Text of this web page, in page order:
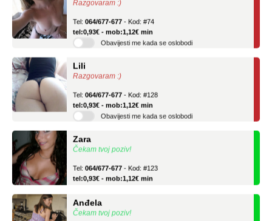
tel:0,93€ - mob:1,12€ min
Obavijesti me kada se oslobodi
Razgovaram :)
tel:0,93€ - mob:1,12€ min
Obavijesti me kada se oslobodi
Čekam tvoj poziv!
tel:0,93€ - mob:1,12€ min
Čekam tvoj poziv!